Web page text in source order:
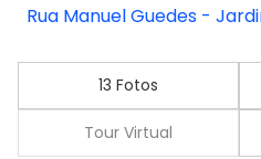
Rua Manuel Guedes -
13 Fotos
Tour Virtual